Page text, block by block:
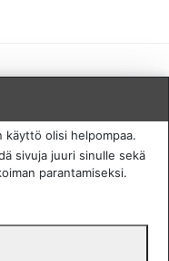
käyttö olisi helpompaa.
sivuja juuri sinulle sekä
parantamiseksi.